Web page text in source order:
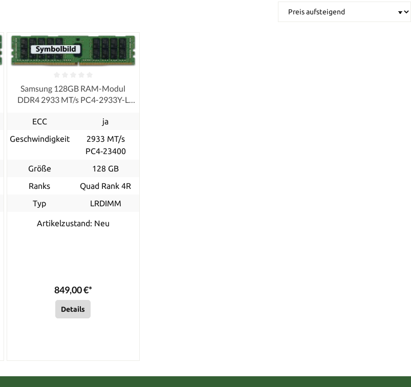
Samsung 128GB RAM-Modul
DDR4 2933 MT/s PC4-2933Y-L
ECC
ja
Geschwindigkeit
2933 MT/s
PC4‑23400
Größe
128 GB
Ranks
Quad Rank 4R
Typ
LRDIMM
Artikelzustand: Neu
849,00 €*
Details